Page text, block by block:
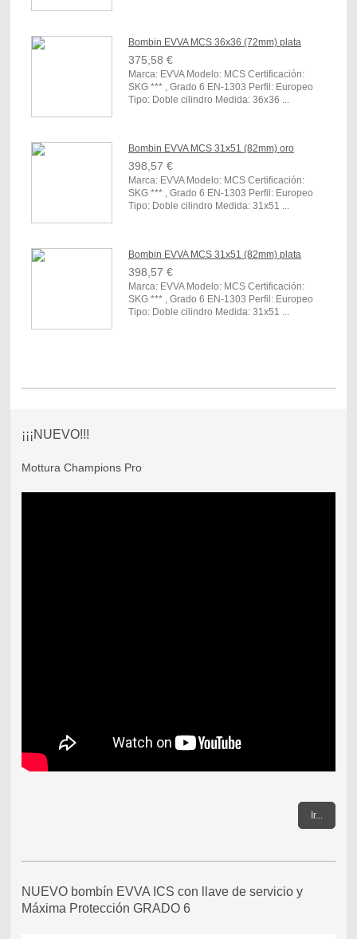
Bombin EVVA MCS 36x36 (72mm) plata
375,58 €
Marca: EVVA Modelo: MCS Certificación:
SKG *** , Grado 6 EN-1303 Perfil: Europeo
Tipo: Doble cilindro Medida: 36x36 ...
Bombin EVVA MCS 31x51 (82mm) oro
398,57 €
Marca: EVVA Modelo: MCS Certificación:
SKG *** , Grado 6 EN-1303 Perfil: Europeo
Tipo: Doble cilindro Medida: 31x51 ...
Bombin EVVA MCS 31x51 (82mm) plata
398,57 €
Marca: EVVA Modelo: MCS Certificación:
SKG *** , Grado 6 EN-1303 Perfil: Europeo
Tipo: Doble cilindro Medida: 31x51 ...
¡¡¡NUEVO!!!
Mottura Champions Pro
Ir...
NUEVO bombín EVVA ICS con llave de servicio y
Máxima Protección GRADO 6